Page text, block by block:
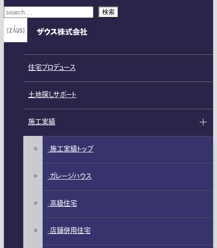
検索
住宅プロデュース
土地探しサポート
施工実績
施工実績トップ
ガレージハウス
高級住宅
店舗併用住宅